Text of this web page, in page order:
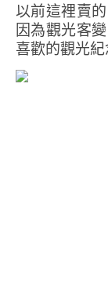
以前這裡賣
因為觀光客
喜歡的觀光